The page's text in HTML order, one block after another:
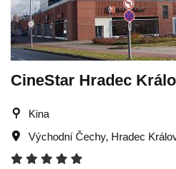
CineStar Hradec
Kina
Východní Čechy, Hradec